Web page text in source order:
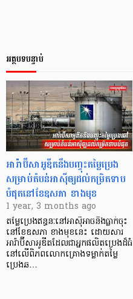
អត្ថបទបន្ទាប់
អារ៉ាប៊ីសាអូឌីតនឹងបញ្ចុះតម្លៃប្រេង
សម្រាប់តំបន់អាស៊ីឲ្យដល់កម្រិតទាប
បំផុតនៅខែឧសភា ខាងមុខ
1 year, 3 months ago
តម្លៃប្រេងឥន្ធនៈនៅអាស៊ីអាចនឹងធ្លាក់ចុះ
នៅខែឧសភា ខាងមុខនេះ ដោយសារ
អារ៉ាប៊ីសាអូឌីតដែលជាអ្នកផលិតប្រេងដ៏ធំ
នៅលើពិភពលោកគ្រោងទម្លាក់តម្លៃ
ប្រេងឆ…